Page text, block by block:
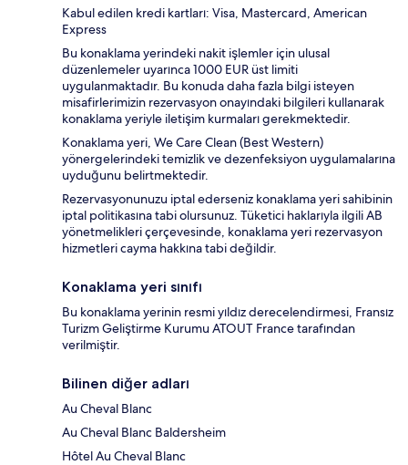
Kabul edilen kredi kartları: Visa, Mastercard, American
Express
Bu konaklama yerindeki nakit işlemler için ulusal
düzenlemeler uyarınca 1000 EUR üst limiti
uygulanmaktadır. Bu konuda daha fazla bilgi isteyen
misafirlerimizin rezervasyon onayındaki bilgileri kullanarak
konaklama yeriyle iletişim kurmaları gerekmektedir.
Konaklama yeri, We Care Clean (Best Western)
yönergelerindeki temizlik ve dezenfeksiyon uygulamalarına
uyduğunu belirtmektedir.
Rezervasyonunuzu iptal ederseniz konaklama yeri sahibinin
iptal politikasına tabi olursunuz. Tüketici haklarıyla ilgili AB
yönetmelikleri çerçevesinde, konaklama yeri rezervasyon
hizmetleri cayma hakkına tabi değildir.
Konaklama yeri sınıfı
Bu konaklama yerinin resmi yıldız derecelendirmesi, Fransız
Turizm Geliştirme Kurumu ATOUT France tarafından
verilmiştir.
Bilinen diğer adları
Au Cheval Blanc
Au Cheval Blanc Baldersheim
Hôtel Au Cheval Blanc